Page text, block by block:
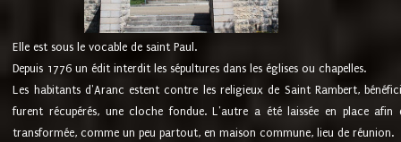
Elle est sous le vocable de saint Paul.
Depuis 1776 un édit interdit les sépultures dans les églises ou chapelles.
Les habitants d'Aranc estent contre les religieux de Saint Rambert,
furent récupérés, une cloche fondue. L'autre a été laissée en place
transformée, comme un peu partout, en maison commune, lieu de réunion.